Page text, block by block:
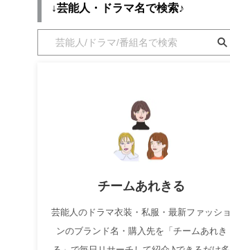
↓芸能人・ドラマ名で検索♪
チームあれきる
芸能人のドラマ衣装・私服・最新ファッショ
ンのブランド名・購入先を「チームあれき